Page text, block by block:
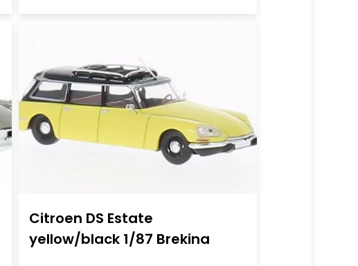
Citroen DS Estate
yellow/black 1/87 Brekina